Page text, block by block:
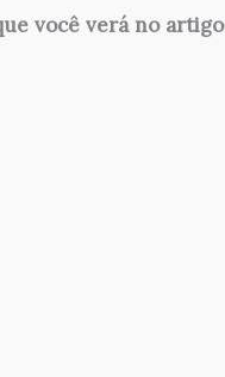
você verá no artigo